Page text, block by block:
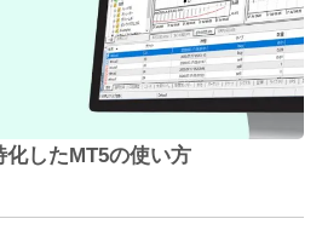
したMT5の使い方